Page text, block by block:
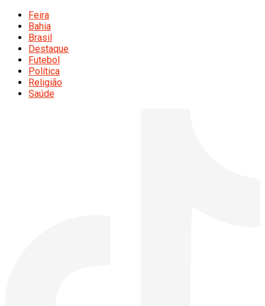
Feira
Bahia
Brasil
Destaque
Futebol
Política
Religião
Saúde